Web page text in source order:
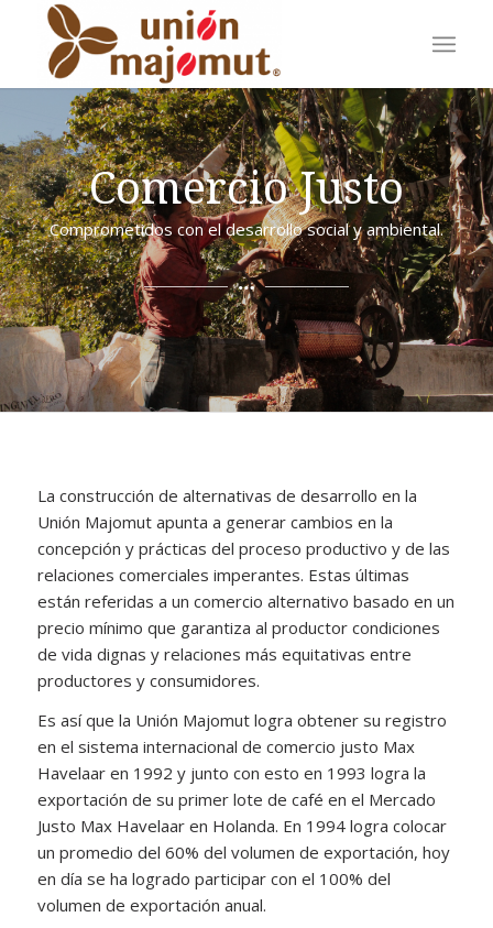
Comercio Justo
Comprometidos con el desarrollo social y ambiental.
La construcción de alternativas de desarrollo en la
Unión Majomut apunta a generar cambios en la
concepción y prácticas del proceso productivo y de las
relaciones comerciales imperantes. Estas últimas
están referidas a un comercio alternativo basado en un
precio mínimo que garantiza al productor condiciones
de vida dignas y relaciones más equitativas entre
productores y consumidores.
Es así que la Unión Majomut logra obtener su registro
en el sistema internacional de comercio justo Max
Havelaar en 1992 y junto con esto en 1993 logra la
exportación de su primer lote de café en el Mercado
Justo Max Havelaar en Holanda. En 1994 logra colocar
un promedio del 60% del volumen de exportación, hoy
en día se ha logrado participar con el 100% del
volumen de exportación anual.